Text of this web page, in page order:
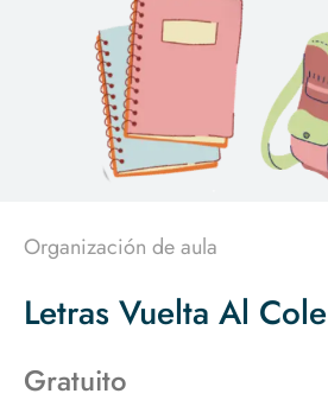
Organización de aula
Letras Vuelta Al Cole
Gratuito